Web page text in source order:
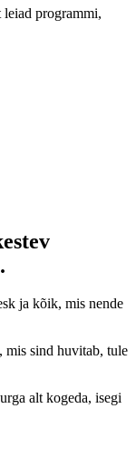
leiad programmi,
ja kõik, mis nende
mis sind huvitab, tule
alt kogeda, isegi